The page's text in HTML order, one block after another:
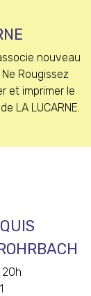
nouveau
Rougissez
et imprimer le
LA LUCARNE.
20h